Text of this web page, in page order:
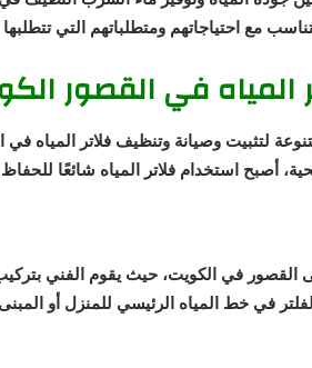
مع احتياجاتهم ومتطلباتهم التي
في القصور
لتثبيت وصيانة وتنظيف فلاتر المياه
أصبح استخدام فلاتر المياه شائعًا
القصور في الكويت، حيث يقوم الفني
الفلتر في خط المياه الرئيسي للمنزل أو